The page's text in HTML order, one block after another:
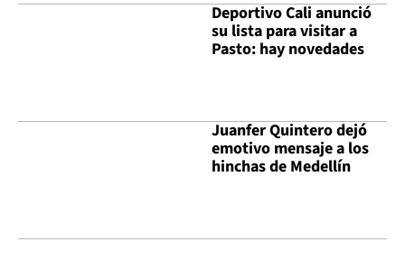
Deportivo Cali anunció
su lista para visitar a
Pasto: hay novedades
Juanfer Quintero dejó
emotivo mensaje a los
hinchas de Medellín